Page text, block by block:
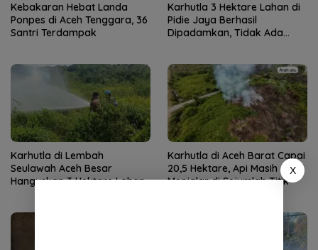
Kebakaran Hebat Landa
Ponpes di Aceh Tenggara, 36
Santri Terdampak
Karhutla 3 Hektare Lahan di
Pidie Jaya Berhasil
Dipadamkan, Tidak Ada
Karhutla di Lembah
Seulawah Aceh Besar
Hanguskan 3 Hektare Lahan
Karhutla di Aceh Barat Capai
20,5 Hektare, Api Masih
Menjalar di Sejumlah Titik
X